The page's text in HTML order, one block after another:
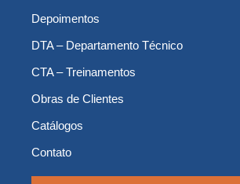
Depoimentos
DTA – Departamento Técnico
CTA – Treinamentos
Obras de Clientes
Catálogos
Contato